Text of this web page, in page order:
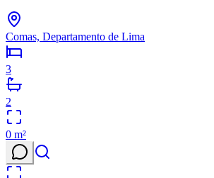
Comas, Departamento de Lima
3
2
0 m²